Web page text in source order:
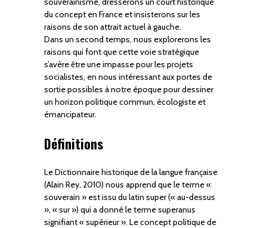
du concept en France et insisterons sur les
raisons de son attrait actuel à gauche.
Dans un second temps, nous explorerons les
raisons qui font que cette voie stratégique
s’avère être une impasse pour les projets
socialistes, en nous intéressant aux portes de
sortie possibles à notre époque pour dessiner
un horizon politique commun, écologiste et
émancipateur.
Définitions
Le Dictionnaire historique de la langue française
(Alain Rey, 2010) nous apprend que le terme «
souverain » est issu du latin super (« au-dessus
», « sur ») qui a donné le terme superanus
signifiant « supérieur ». Le concept politique de